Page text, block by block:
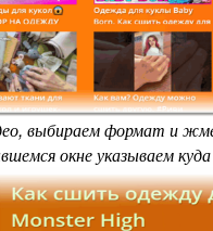
выбираем формат и
окне указываем